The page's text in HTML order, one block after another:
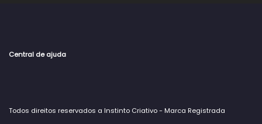
Central de ajuda
Todos direitos reservados a Instinto Criativo - Marca Registrada